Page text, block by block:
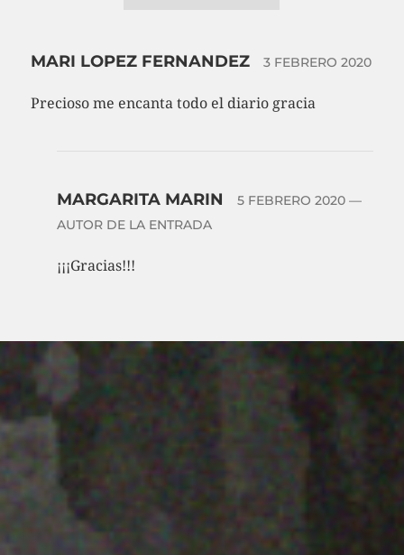
MARI LOPEZ FERNANDEZ 3 FEBRERO 2020
Precioso me encanta todo el diario gracia
MARGARITA MARIN 5 FEBRERO 2020—
AUTOR DE LA ENTRADA
¡¡¡Gracias!!!